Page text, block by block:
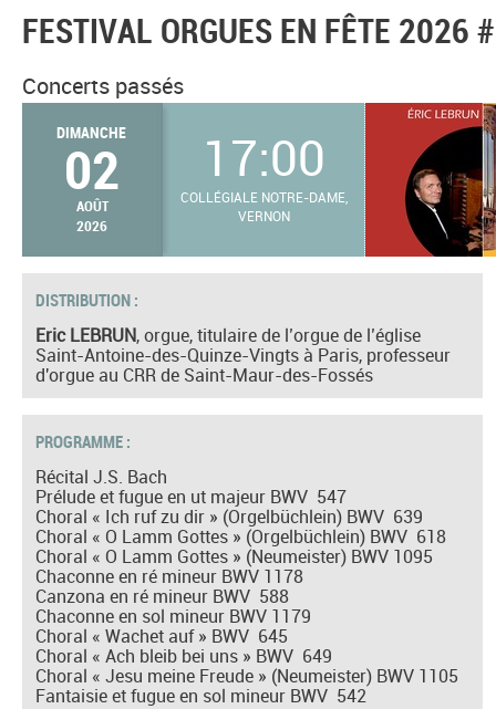
FESTIVAL ORGUES EN FÊTE 2026
Concerts passés
DIMANCHE
02
AOÛT
2026
17:00
COLLÉGIALE NOTRE-DAME,
VERNON
DISTRIBUTION :
Eric LEBRUN, orgue, titulaire de l’orgue de l’église
Saint-Antoine-des-Quinze-Vingts à Paris, professeur
d'orgue au CRR de Saint-Maur-des-Fossés
PROGRAMME :
Récital J.S. Bach
Prélude et fugue en ut majeur BWV 547
Choral « Ich ruf zu dir » (Orgelbüchlein) BWV 639
Choral « O Lamm Gottes » (Orgelbüchlein) BWV 618
Choral « O Lamm Gottes » (Neumeister) BWV 1095
Chaconne en ré mineur BWV 1178
Canzona en ré mineur BWV 588
Chaconne en sol mineur BWV 1179
Choral « Wachet auf » BWV 645
Choral « Ach bleib bei uns » BWV 649
Choral « Jesu meine Freude » (Neumeister) BWV 1105
Fantaisie et fugue en sol mineur BWV 542